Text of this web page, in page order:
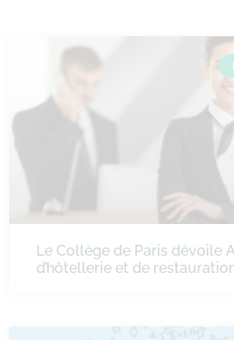
Le Collège de Paris dévoile
d’hôtellerie et de